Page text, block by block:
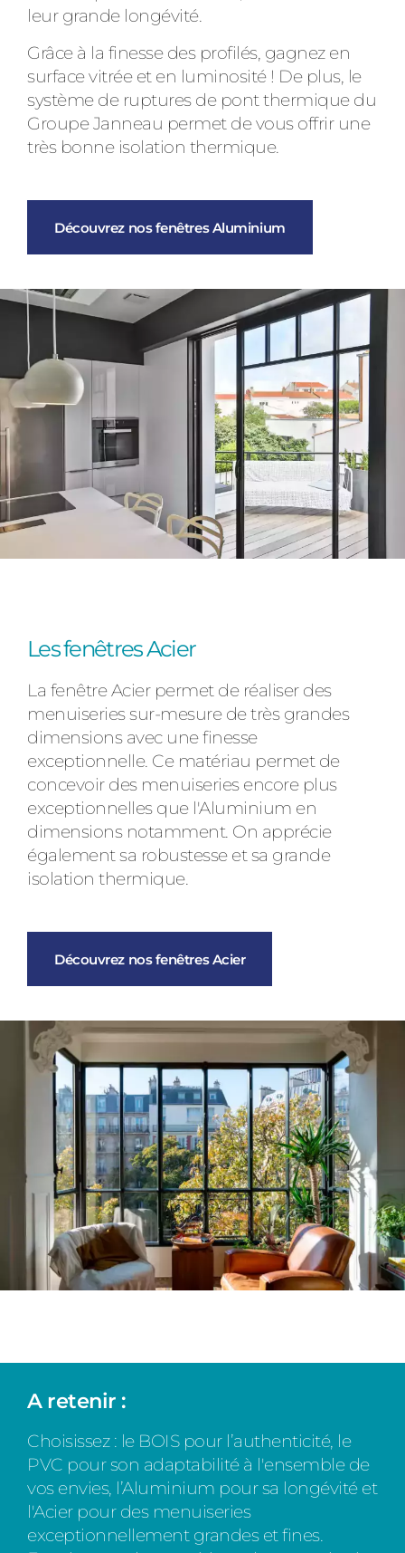
leur grande longévité.
Grâce à la finesse des profilés, gagnez en
surface vitrée et en luminosité ! De plus, le
système de ruptures de pont thermique du
Groupe Janneau permet de vous offrir une
très bonne isolation thermique.
Découvrez nos fenêtres Aluminium
Les fenêtres Acier
La fenêtre Acier permet de réaliser des
menuiseries sur-mesure de très grandes
dimensions avec une finesse
exceptionnelle. Ce matériau permet de
concevoir des menuiseries encore plus
exceptionnelles que l'Aluminium en
dimensions notamment. On apprécie
également sa robustesse et sa grande
isolation thermique.
Découvrez nos fenêtres Acier
A retenir :
Choisissez : le BOIS pour l’authenticité, le
PVC pour son adaptabilité à l'ensemble de
vos envies, l’Aluminium pour sa longévité et
l'Acier pour des menuiseries
exceptionnellement grandes et fines.